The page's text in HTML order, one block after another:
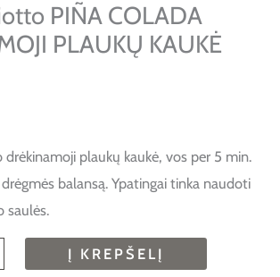
PIÑA COLADA
PLAUKŲ KAUKĖ
drėkinamoji plaukų kaukė, vos per 5 min.
balansą. Ypatingai tinka naudoti
saulės.
Į KREPŠELĮ